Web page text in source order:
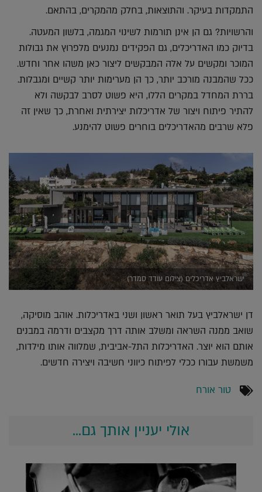
התמקדות בעיקר. והתוצאות, בחלק מהמקרים, בהתאם.
והרשויות? גם הן אינן תורמות לשינוי המגמה, בלשון המעטה.
בדיוק כמו האדריכלים, גם הפקידים נמנעים מלפרוץ את גבולות
המוכר ומקשים על אלה המבקשים ליצור כאן משהו אחר וחדש.
ככל שהמבנה מורכב יותר, כך הן מערימות יותר קשיים ומגבלות.
בררת המחדל במקרים הללו, היא פשוט לסרב לבקשה ולא
להתיר פיתוח ויצור של אדריכלות יצירתית ואחרת, כך שאין זה
פלא שרבים מהאדריכלים בוחרים פשוט להימנע.
ישראלביץ אדריכלים (צילום עודד סמדר)
דן ישראלביץ בעל תואר ראשון ושני באדריכלות. אוהב מוסיקה,
שואב ממנה השראה ומשלב אותה דרך מקצבים ודרמה במבנים
אותם הוא יוצר. האדריכלות התל-אביבית, שמלווה אותו מילדות,
משמשת עבורו ככלי לפיתוח כיווני חשיבה ויצירה חדשים.
טור אורח
אולי יעניין אותך גם...